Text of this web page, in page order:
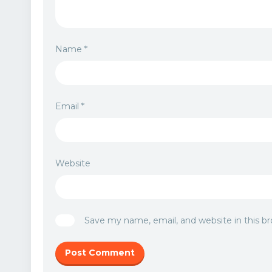
Name *
Email *
Website
Save my name, email, and website in this